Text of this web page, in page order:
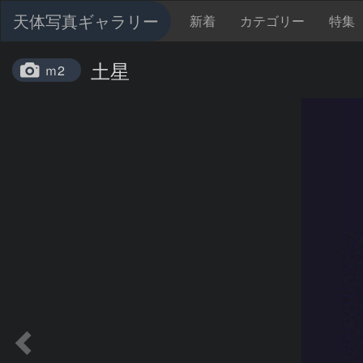
天体写真ギャラリー 新着 カテゴリー 特集
ｍ2 土星